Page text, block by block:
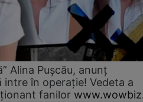
Alina Pușcău, anunț
în operație! Vedeta a
fanilor